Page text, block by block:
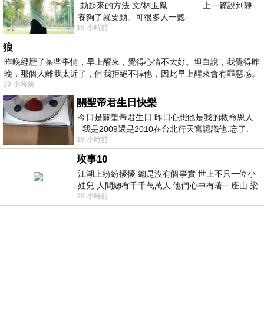
動起來的方法 文/林玉鳳 上一篇說到靜
養夠了就要動。可很多人一聽
19 小時前
狼
昨晚經歷了某些事情，早上醒來，覺得心情不太好。坦白說，我覺得昨
晚，那個人離我太近了，但我拒絕不掉他，因此早上醒來會有罪惡感。
19 小時前
關聖帝君生日快樂
今日是關聖帝君生日.昨日心想他是我的救命恩人.
我是2009還是2010在台北行天宮認識他.忘了.
一個奇摩交友的網友學
19 小時前
玫事10
江湖上紛紛擾擾 總是沒有個事實 世上不只一位小
娃兒 人間總有千千萬萬人 他們心中有著一座山 梁
山佛山泰華衡恆嵩 一山之高
20 小時前